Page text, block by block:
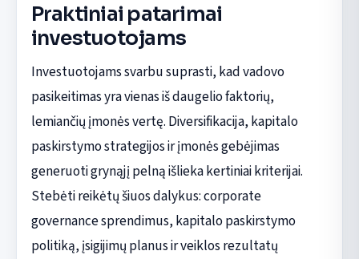
Praktiniai patarimai
investuotojams
Investuotojams svarbu suprasti, kad vadovo
pasikeitimas yra vienas iš daugelio faktorių,
lemiančių įmonės vertę. Diversifikacija, kapitalo
paskirstymo strategijos ir įmonės gebėjimas
generuoti grynąjį pelną išlieka kertiniai kriterijai.
Stebėti reikėtų šiuos dalykus: corporate
governance sprendimus, kapitalo paskirstymo
politiką, įsigijimų planus ir veiklos rezultatų